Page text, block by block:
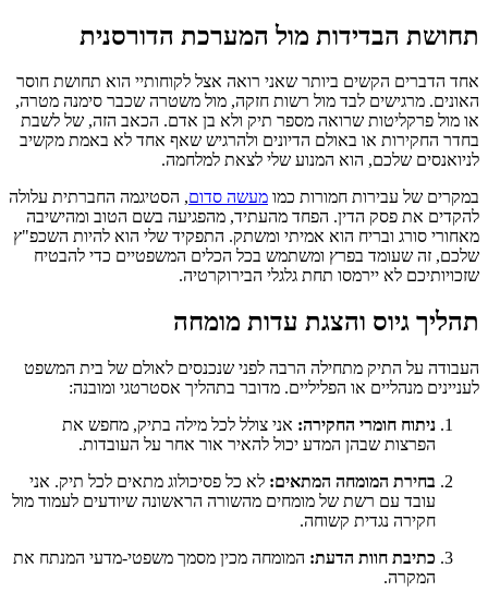
תחושת הבדידות מול המערכת הדורסנית
אחד הדברים הקשים ביותר שאני רואה אצל לקוחותיי הוא תחושת חוסר
האונים. מרגישים לבד מול רשות חזקה, מול משטרה שכבר סימנה מטרה,
או מול פרקליטות שרואה מספר תיק ולא בן אדם. הכאב הזה, של לשבת
בחדר החקירות או באולם הדיונים ולהרגיש שאף אחד לא באמת מקשיב
לניואנסים שלכם, הוא המנוע שלי לצאת למלחמה.
במקרים של עבירות חמורות כמו מעשה סדום, הסטיגמה החברתית עלולה
להקדים את פסק הדין. הפחד מהעתיד, מהפגיעה בשם הטוב ומהישיבה
מאחורי סורג ובריח הוא אמיתי ומשתק. התפקיד שלי הוא להיות השכפ"ץ
שלכם, זה שעומד בפרץ ומשתמש בכל הכלים המשפטיים כדי להבטיח
שזכויותיכם לא יירמסו תחת גלגלי הבירוקרטיה.
תהליך גיוס והצגת עדות מומחה
העבודה על התיק מתחילה הרבה לפני שנכנסים לאולם של בית המשפט
לעניינים מנהליים או הפליליים. מדובר בתהליך אסטרטגי ומובנה:
ניתוח חומרי החקירה: אני צולל לכל מילה בתיק, מחפש את
הפרצות שבהן המדע יכול להאיר אור אחר על העובדות.
בחירת המומחה המתאים: לא כל פסיכולוג מתאים לכל תיק. אני
עובד עם רשת של מומחים מהשורה הראשונה שיודעים לעמוד מול
חקירה נגדית קשוחה.
כתיבת חוות הדעת: המומחה מכין מסמך משפטי-מדעי המנתח את
המקרה.